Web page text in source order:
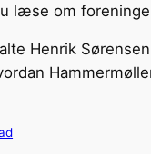
læse om
Henrik